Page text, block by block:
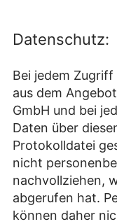
Datenschutz:
Bei jedem
aus dem
GmbH und bei
Daten über
Protokolldatei
nicht
nachvollziehen,
abgerufen hat.
können daher